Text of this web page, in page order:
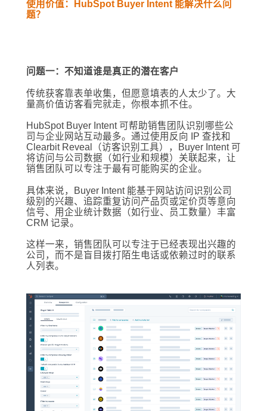
使用价值：HubSpot Buyer Intent 能解决什么问
题？
问题一：不知道谁是真正的潜在客户
传统获客靠表单收集，但愿意填表的人太少了。大
量高价值访客看完就走，你根本抓不住。
HubSpot Buyer Intent 可帮助销售团队识别哪些公
司与企业网站互动最多。通过使用反向 IP 查找和
Clearbit Reveal（访客识别工具），Buyer Intent 可
将访问与公司数据（如行业和规模）关联起来，让
销售团队可以专注于最有可能购买的企业。
具体来说，Buyer Intent 能基于网站访问识别公司
级别的兴趣、追踪重复访问产品页或定价页等意向
信号、用企业统计数据（如行业、员工数量）丰富
CRM 记录。
这样一来，销售团队可以专注于已经表现出兴趣的
公司，而不是盲目拨打陌生电话或依赖过时的联系
人列表。